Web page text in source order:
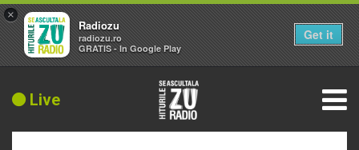
Live
×
Radiozu
radiozu.ro
GRATIS - In Google Play
Get it